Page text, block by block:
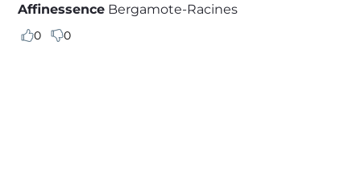
Affinessence Bergamote-Racines
0 0